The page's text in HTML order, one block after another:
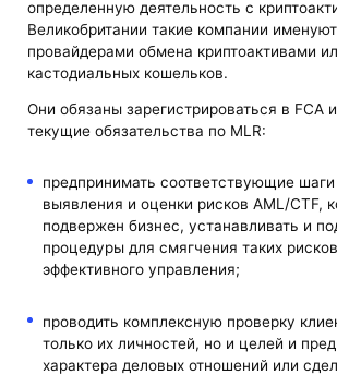
определенную деятельность с
Великобритании такие компании
провайдерами обмена криптоактивами
кастодиальных кошельков.
Они обязаны зарегистрироваться в FCA
текущие обязательства по MLR:
предпринимать соответствующие шаги
выявления и оценки рисков AML/CTF,
подвержен бизнес, устанавливать и
процедуры для смягчения таких
эффективного управления;
проводить комплексную проверку
только их личностей, но и целей и
характера деловых отношений или